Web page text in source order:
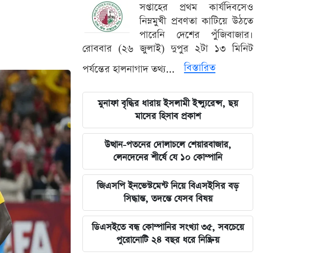
সপ্তাহের প্রথম কার্যদিবসেও
নিম্নমুখী প্রবণতা কাটিয়ে উঠতে
পারেনি দেশের পুঁজিবাজার।
রোববার (২৬ জুলাই) দুপুর ২টা ১৩ মিনিট
পর্যন্তের হালনাগাদ তথ্য...
বিস্তারিত
মুনাফা বৃদ্ধির ধারায় ইসলামী ইন্স্যুরেন্স, ছয়
মাসের হিসাব প্রকাশ
উত্থান-পতনের দোলাচলে শেয়ারবাজার,
লেনদেনের শীর্ষে যে ১০ কোম্পানি
জিএসপি ইনভেস্টমেন্ট নিয়ে বিএসইসির বড়
সিদ্ধান্ত, তদন্তে যেসব বিষয়
ডিএসইতে বন্ধ কোম্পানির সংখ্যা ৩৫, সবচেয়ে
পুরোনোটি ২৪ বছর ধরে নিষ্ক্রিয়